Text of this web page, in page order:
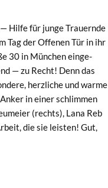
Hil­fe für junge Trauernde
Tag der Offe­nen Tür in ihr
30 in München ein­ge­
— zu Recht! Denn das
her­zliche und warme
in ein­er schlim­men
(rechts), Lana Reb
die sie leis­ten! Gut,